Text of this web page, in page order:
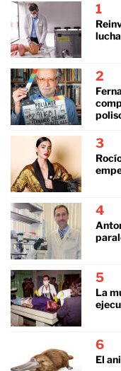
1
2
3
4
5
La
6
El